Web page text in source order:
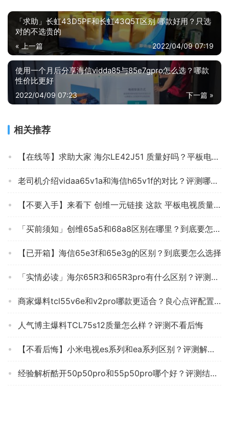
「求助」长虹43D5PF和长虹43Q5T区别 哪款好用？只选
对的不选贵的
« 上一篇 2022/04/09 07:19
使用一个月后分享海信vidda85与85e7gpro怎么选？哪款
性价比更好
下一篇 »
2022/04/09 07:23
相关推荐
【在线等】求助大家 海尔LE42J51 质量好吗？平板电视 怎么样挑选适合自己的？
老司机介绍vidaa65v1a和海信h65v1f的对比？评测哪一款功能更强大
【不要入手】来看下 创维一元链接 这款 平板电视质量真的忽悠？评测怎么样！
「买前须知」创维65a5和68a8区别在哪里？到底要怎么选择
【已开箱】海信65e3f和65e3g的区别？到底要怎么选择
「实情必读」海尔65R3和65R3pro有什么区别？评测哪一款功能更强大
商家爆料tcl55v6e和v2pro哪款更适合？良心点评配置区别
人气博主爆料TCL75s12质量怎么样？评测不看后悔
【不看后悔】小米电视es系列和ea系列区别？评测解读该怎么选
经验解析酷开50p50pro和55p50pro哪个好？评测结果不看后悔